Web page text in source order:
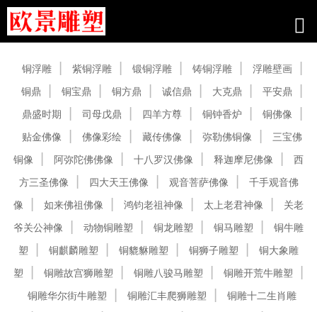
铜浮雕 紫铜浮雕 锻铜浮雕 铸铜浮雕
浮雕壁画
铜鼎
铜宝鼎 铜方鼎 诚信鼎 大克鼎
平安鼎
鼎盛时期
司母戊鼎 四羊方尊 铜钟香炉
铜佛像
贴金佛像
佛像彩绘 藏传佛像 弥勒佛铜像
三宝佛
铜像
阿弥陀佛佛像 十八罗汉佛像 释迦摩尼佛像
西
方三圣佛像
四大天王佛像 观音菩萨佛像
千手观音佛
像
如来佛祖佛像 鸿钧老祖神像 太上老君神像
关老
爷关公神像
动物铜雕塑 铜龙雕塑 铜马雕塑
铜牛雕
塑
铜麒麟雕塑 铜貔貅雕塑 铜狮子雕塑
铜大象雕
塑
铜雕故宫狮雕塑 铜雕八骏马雕塑
铜雕开荒牛雕塑
铜雕华尔街牛雕塑
铜雕汇丰爬狮雕塑
铜雕十二生肖雕